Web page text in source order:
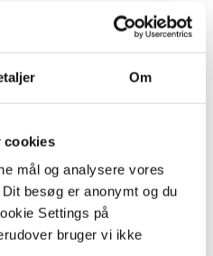
Om
cookies
mål og analysere vores
besøg er anonymt og du
Settings på
bruger vi ikke
en SRP
fedmeepidemien, kan
og sekundære data for
kunne eleven udføre
blandt elever på
kostvaner, fysiske
til sundhed.
spørgsmål om, hvor